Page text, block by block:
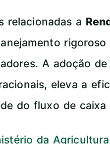
relacionadas a
rigoroso
A adoção
eleva a
do fluxo de caixa
da